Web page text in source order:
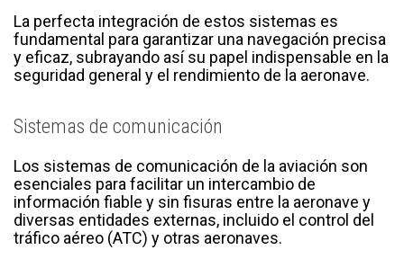
La perfecta integración de estos sistemas es
fundamental para garantizar una navegación precisa
y eficaz, subrayando así su papel indispensable en la
seguridad general y el rendimiento de la aeronave.
Sistemas de comunicación
Los sistemas de comunicación de la aviación son
esenciales para facilitar un intercambio de
información fiable y sin fisuras entre la aeronave y
diversas entidades externas, incluido el control del
tráfico aéreo (ATC) y otras aeronaves.